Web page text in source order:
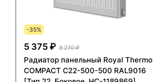
-35%
5 375 ₽ 8 270 ₽
Радиатор панельный Royal Thermo
COMPACT C22-500-500 RAL9016